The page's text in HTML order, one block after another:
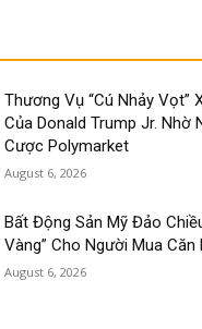
Thương Vụ “Cú Nhảy Vọt”
Của Donald Trump Jr. Nhờ
Cược Polymarket
August 6, 2026
Bất Động Sản Mỹ Đảo
Vàng” Cho Người Mua Căn
August 6, 2026